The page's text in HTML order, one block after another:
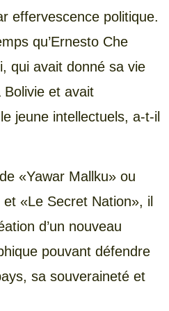
effervescence politique.
qu’Ernesto Che
qui avait donné sa vie
Bolivie et avait
jeune intellectuels, a-t-il
«Yawar Mallku» ou
«Le Secret Nation», il
d’un nouveau
pouvant défendre
sa souveraineté et